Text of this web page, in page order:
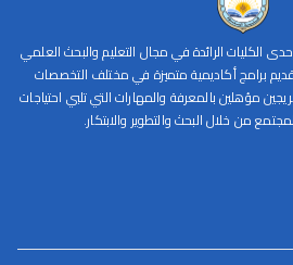
الكليات الرائدة في مجال التعليم والبحث العلمي
برامج أكاديمية متميزة في مختلف التخصصات
مؤهلين بالمعرفة والمهارات التي تلبي احتياجات
من خلال البحث والتطوير والابتكار.